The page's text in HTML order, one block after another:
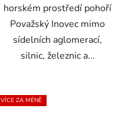
horském prostředí pohoří
Považský Inovec mimo
sídelních aglomerací,
silnic, železnic a...
VÍCE ZA MÉNĚ